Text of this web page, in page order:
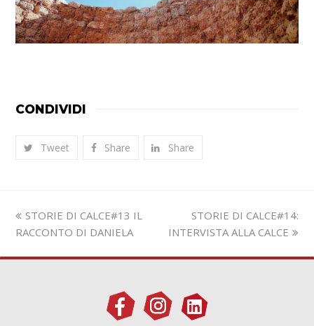
CONDIVIDI
Tweet Share Share
Slide
precedente:
STORIE DI CALCE#13 IL
RACCONTO DI DANIELA
visualizza
articolo:
STORIE DI CALCE#14:
INTERVISTA ALLA CALCE